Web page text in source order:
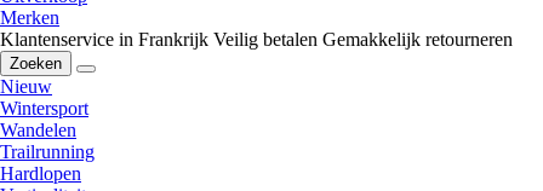
Merken
Klantenservice in Frankrijk Veilig betalen Gemakkelijk retourneren
Zoeken
Nieuw
Wintersport
Wandelen
Trailrunning
Hardlopen